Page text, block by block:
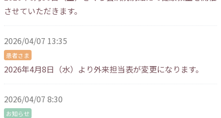
させていただきます。
2026/04/07 13:35
患者さま
2026年4月8日（水）より外来担当表が変更になります。
2026/04/07 8:30
お知らせ